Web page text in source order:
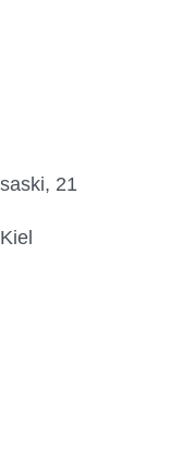
saski, 21
Kiel